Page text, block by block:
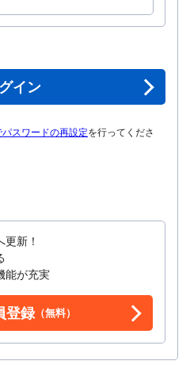
イン
パスワードの再設定を行ってくださ
新！
能が充実
登録（無料）